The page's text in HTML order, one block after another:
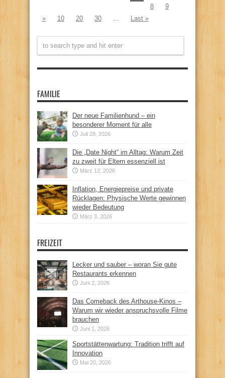
8
9
»
10 20 30 Last »
FAMILIE
Der neue Familienhund – ein
besonderer Moment für alle
Juli 28, 2026
Die „Date Night“ im Alltag: Warum Zeit
zu zweit für Eltern essenziell ist
März 12, 2026
Inflation, Energiepreise und private
Rücklagen: Physische Werte gewinnen
wieder Bedeutung
März 3, 2026
FREIZEIT
Lecker und sauber – woran Sie gute
Restaurants erkennen
Juni 2, 2026
Das Comeback des Arthouse-Kinos –
Warum wir wieder anspruchsvolle Filme
brauchen
Juni 1, 2026
Sportstättenwartung: Tradition trifft auf
Innovation
Mai 20, 2026